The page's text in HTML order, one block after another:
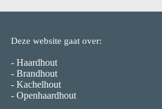
Deze website gaat over:
- Haardhout
- Brandhout
- Kachelhout
- Openhaardhout